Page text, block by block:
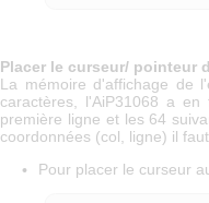
Placer le curseur/ pointeur
La mémoire d'affichage de
caractères, l'AiP31068 a
première ligne et les 64
coordonnées (col, ligne) il
Pour placer le curseur